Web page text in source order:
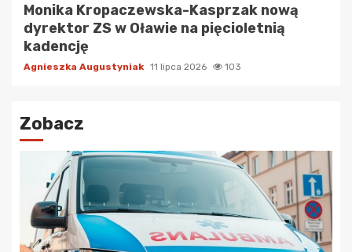
Monika Kropaczewska-Kasprzak nową
dyrektor ZS w Oławie na pięcioletnią
kadencję
Agnieszka Augustyniak 11 lipca 2026 103
Zobacz